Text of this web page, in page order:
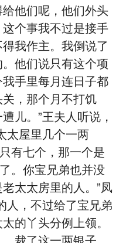
他们呢，他们外头
个事我不过是接手
我作主。我倒说了
他们说只有这个项
手里每月连日子都
，那个月不打饥
儿。”王夫人听说，
太屋里几个一两
有七个，那一个是
。你宝兄弟也并没
太太房里的人。”凤
人，不过给了宝兄弟
的丫头分例上领。